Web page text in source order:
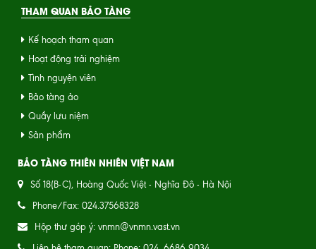
THAM QUAN BẢO TÀNG
Kế hoạch tham quan
Hoạt động trải nghiệm
Tình nguyện viên
Bảo tàng ảo
Quầy lưu niệm
Sản phẩm
BẢO TÀNG THIÊN NHIÊN VIỆT NAM
Số 18(B-C), Hoàng Quốc Việt - Nghĩa Đô - Hà Nội
Phone/Fax: 024.37568328
Hộp thư góp ý: vnmn@vnmn.vast.vn